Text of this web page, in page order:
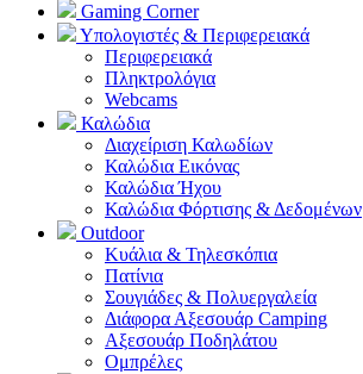
Gaming Corner
Υπολογιστές & Περιφερειακά
Περιφερειακά
Πληκτρολόγια
Webcams
Καλώδια
Διαχείριση Καλωδίων
Καλώδια Εικόνας
Καλώδια Ήχου
Καλώδια Φόρτισης & Δεδομένων
Outdoor
Κυάλια & Τηλεσκόπια
Πατίνια
Σουγιάδες & Πολυεργαλεία
Διάφορα Αξεσουάρ Camping
Αξεσουάρ Ποδηλάτου
Ομπρέλες